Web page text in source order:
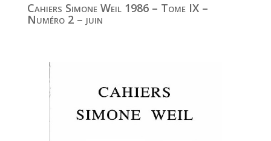
Cahiers Simone Weil 1986 – Tome IX –
Numéro 2 – juin